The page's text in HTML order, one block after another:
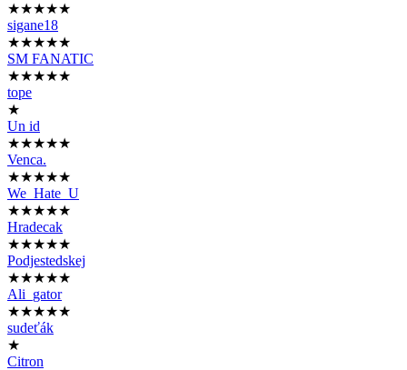
★★★★★
sigane18
★★★★★
SM FANATIC
★★★★★
tope
★
Un id
★★★★★
Venca.
★★★★★
We_Hate_U
★★★★★
Hradecak
★★★★★
Podjestedskej
★★★★★
Ali_gator
★★★★★
sudeťák
★
Citron